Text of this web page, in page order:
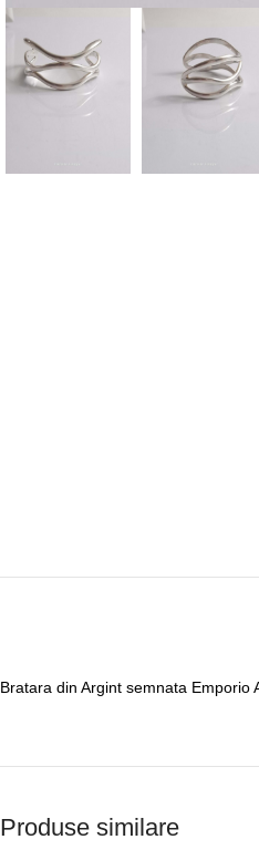
Bratara din Argint semnata
Produse similare